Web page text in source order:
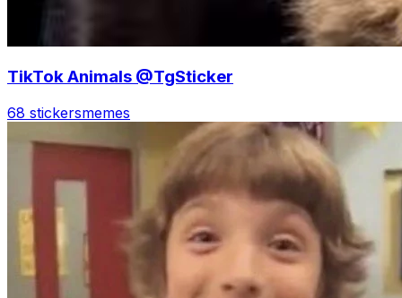
TikTok Animals @TgSticker
68 stickersmemes